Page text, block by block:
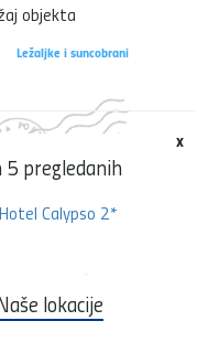
objekta
Ležaljke i suncobrani
x
5 pregledanih
Hotel Calypso 2*
lokacije